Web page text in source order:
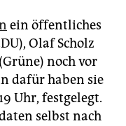
ein öffentliches
Olaf Scholz
noch vor
dafür haben sie
Uhr, festgelegt.
selbst nach